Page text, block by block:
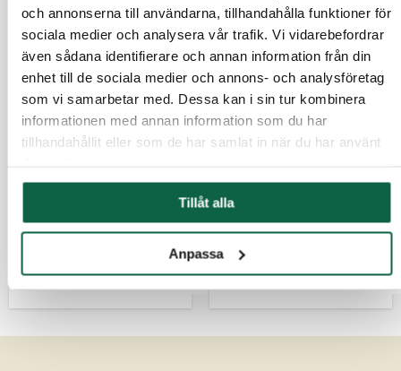
och annonserna till användarna, tillhandahålla funktioner för
sociala medier och analysera vår trafik. Vi vidarebefordrar
även sådana identifierare och annan information från din
enhet till de sociala medier och annons- och analysföretag
som vi samarbetar med. Dessa kan i sin tur kombinera
informationen med annan information som du har
tillhandahållit eller som de har samlat in när du har använt
Tillåt alla
Anpassa
4400021 COLOP Arts & Crafts
Dynkassetter 4-färger
4400020 COLOP Arts &
Dynkassetter 4-färger
NIO